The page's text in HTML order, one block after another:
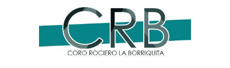
MENÚ